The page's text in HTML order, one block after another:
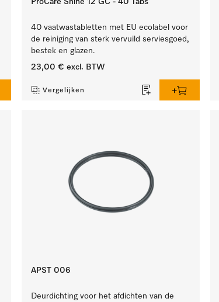
ProCare Shine 12 GC - 40 Tabs
40 vaatwastabletten met EU ecolabel voor
de reiniging van sterk vervuild serviesgoed,
bestek en glazen.
23,00 € excl. BTW
Vergelijken
APST 006
Deurdichting voor het afdichten van de